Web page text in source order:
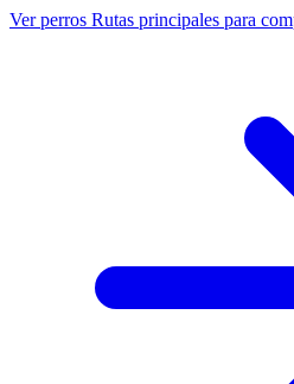
Ver perros Rutas principales para